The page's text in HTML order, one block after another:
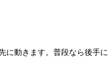
に動きます。普段なら後手に